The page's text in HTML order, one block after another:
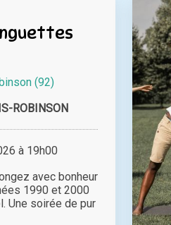
(92)
ROBINSON
à 19h00
avec bonheur
1990 et 2000
Une soirée de pur